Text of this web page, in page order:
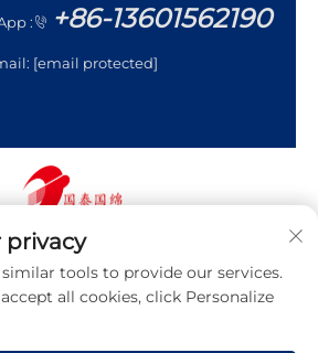
: +86-13601562190
[email protected]
Jiangsu Guotai Guomian Trading
Ltd. Tous droits réservés
de confidentialité
privacy
tools to provide our services.
all cookies, click Personalize